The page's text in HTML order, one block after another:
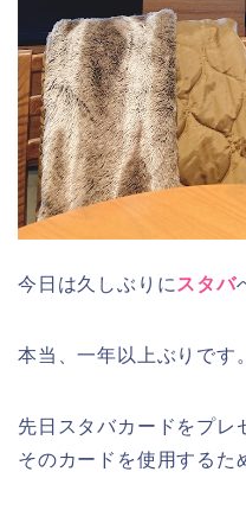
今日は久しぶりに スタバ
本当、一年以上ぶりです。
先日スタバカードをプレ
そのカードを使用するた